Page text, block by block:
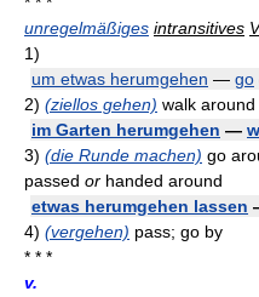
unregelmäßiges intransitives
1)
um etwas herumgehen — go
2) (ziellos gehen) walk around
im Garten herumgehen —
3) (die Runde machen) go
passed or handed around
etwas herumgehen lassen
4) (vergehen) pass; go by
* * *
v.